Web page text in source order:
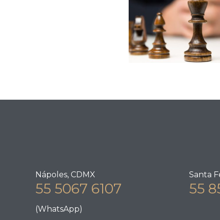
Nápoles, CDMX
55 5067 6107
(WhatsApp)
Santa
55